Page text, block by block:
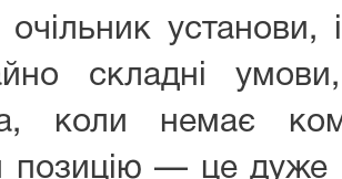
складні
коли немає
позицію — це дуже